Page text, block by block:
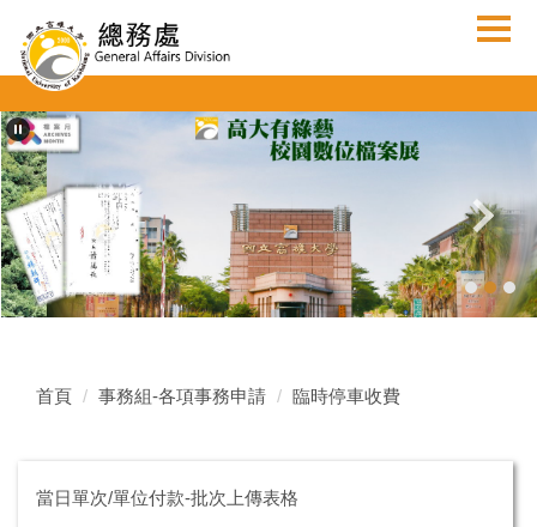
到
主
內
容
區
首頁 事務組-各項事務申請 臨時停車收費
當日單次/單位付款-批次上傳表格